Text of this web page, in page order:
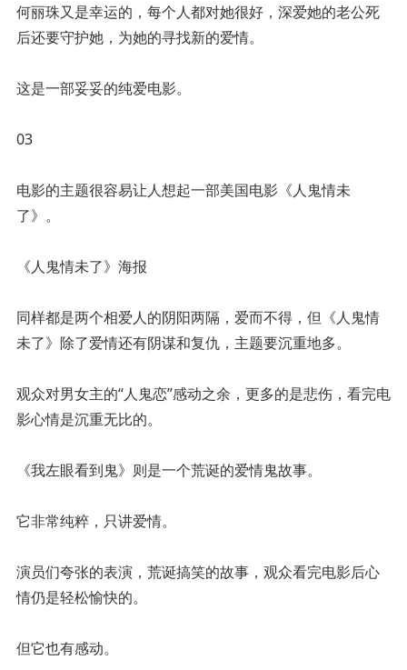
何丽珠又是幸运的，每个人都对她很好，深爱她的老公死
后还要守护她，为她的寻找新的爱情。
这是一部妥妥的纯爱电影。
03
电影的主题很容易让人想起一部美国电影《人鬼情未
了》。
《人鬼情未了》海报
同样都是两个相爱人的阴阳两隔，爱而不得，但《人鬼情
未了》除了爱情还有阴谋和复仇，主题要沉重地多。
观众对男女主的“人鬼恋”感动之余，更多的是悲伤，看完电
影心情是沉重无比的。
《我左眼看到鬼》则是一个荒诞的爱情鬼故事。
它非常纯粹，只讲爱情。
演员们夸张的表演，荒诞搞笑的故事，观众看完电影后心
情仍是轻松愉快的。
但它也有感动。